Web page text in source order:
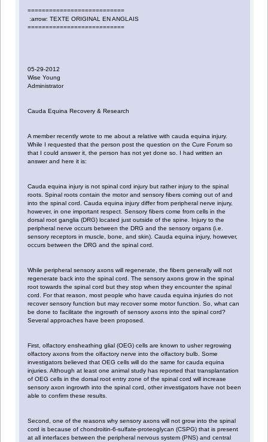
===========================
:arrow: TEXTE ORIGINAL EN ANGLAIS
===========================
05-29-2012
Wise Young
Administrator
Cauda Equina Recovery & Research
A member recently wrote to me about a relative with cauda equina injury.
While I requested that the person post the question on the Cure Forum so
that I could answer it, the person has not yet done so. I had written an
answer and here it is:
Cauda equina injury is not spinal cord injury but rather injury to the spinal
roots. Spinal roots contain the motor and sensory fibers coming out of and
into the spinal cord. Cauda equina injury differ from peripheral nerve injury,
however, in one important respect. Sensory fibers come from cells in the
dorsal root ganglia (DRG) located just outside of the spine. Injury to the
peripheral nerve occurs between the DRG and the sensory organs (i.e.
sensory receptors in muscle, bone, and skin). Cauda equina injury, however,
occurs between the DRG and the spinal cord.
While peripheral sensory axons will regenerate, the fibers generally will not
regenerate back into the spinal cord. The sensory axons grow in the spinal
root towards the spinal cord but they stop when they encounter the spinal
cord. For that reason, most people who have cauda equina injuries do not
recover sensory function but may recover some motor function. So, what can
be done to facilitate the ingrowth of sensory axons into the spinal cord?
Several approaches have been proposed.
First, olfactory ensheathing glial (OEG) cells are known to usher regrowing
olfactory axons from the olfactory nerve into the olfactory bulb. Some
investigators believed that OEG cells will do the same for cauda equina
injuries. Although at least one animal study has reported that transplantation
of OEG cells in the dorsal root entry zone of the spinal cord will increase
sensory axon ingrowth into the spinal cord, other investigators have not been
able to confirm these results.
Second, one of the reasons why sensory axons will not grow into the spinal
cord is because of chondroitin-6-sulfate-proteoglycan (CSPG) that is present
at all interfaces between the peripheral nervous system (PNS) and central